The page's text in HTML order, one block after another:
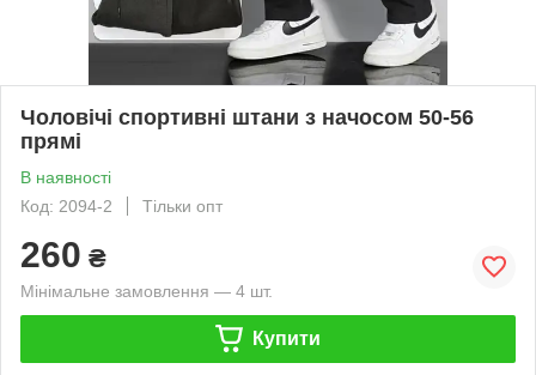
Чоловічі спортивні штани з начосом 50-56
прямі
В наявності
Код: 2094-2
Тільки опт
260 ₴
Мінімальне замовлення — 4 шт.
Купити